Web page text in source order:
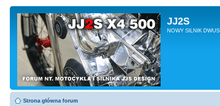
JJ2S
NOWY SILNIK
Strona główna forum